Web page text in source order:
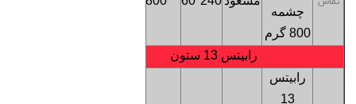
چشمه
800 گرم
رابیتس 13 ستون
رابیتس
13